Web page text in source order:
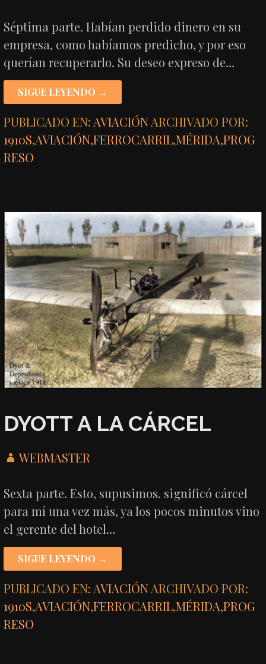
Séptima parte. Habían perdido dinero en su
empresa, como habíamos predicho, y por eso
querían recuperarlo. Su deseo expreso de…
SIGUE LEYENDO →
PUBLICADO EN: AVIACIÓNARCHIVADO POR:
1910S,AVIACIÓN,FERROCARRIL,MÉRIDA,PROG
RESO
DYOTT A LA CÁRCEL
WEBMASTER
Sexta parte. Esto, supusimos. significó cárcel
para mí una vez más, ya los pocos minutos vino
el gerente del hotel…
SIGUE LEYENDO →
PUBLICADO EN: AVIACIÓNARCHIVADO POR:
1910S,AVIACIÓN,FERROCARRIL,MÉRIDA,PROG
RESO